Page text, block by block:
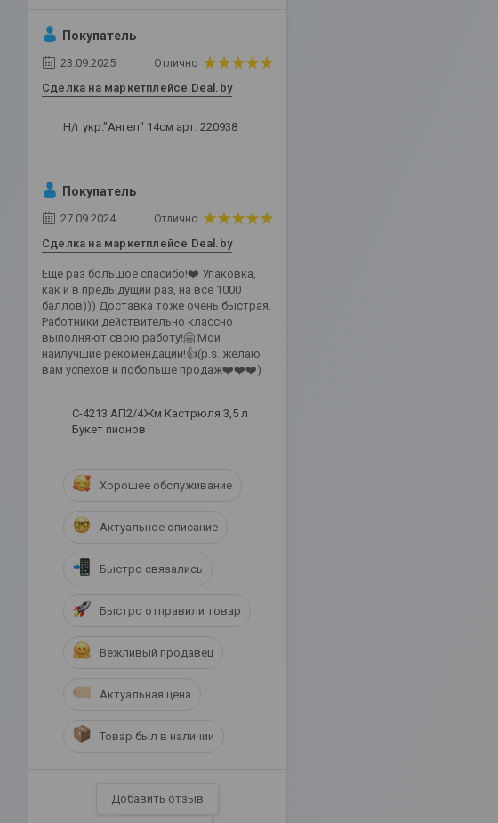
Покупатель
23.09.2025 Отлично
Сделка на маркетплейсе Deal.by
Н/г укр."Ангел" 14см арт. 220938
Покупатель
27.09.2024 Отлично
Сделка на маркетплейсе Deal.by
Ещё раз большое спасибо!❤️ Упаковка,
как и в предыдущий раз, на все 1000
баллов))) Доставка тоже очень быстрая.
Работники действительно классно
выполняют свою работу!🤗 Мои
наилучшие рекомендации!👍(p.s. желаю
вам успехов и побольше продаж❤️❤️❤️)
С-4213 АП2/4Жм Кастрюля 3,5 л
Букет пионов
Хорошее обслуживание
Актуальное описание
Быстро связались
Быстро отправили товар
Вежливый продавец
Актуальная цена
Товар был в наличии
Добавить отзыв